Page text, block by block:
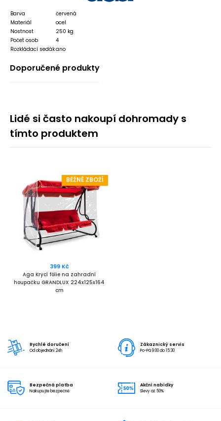
Barva
červená
Materiál
ocel
Nostnost
250 kg
Počet osob
4
Rozkládací sedákano
Doporučené produkty
Lidé si často nakoupí dohromady s
tímto produktem
BĚŽNÉ ZBOŽÍ
399 Kč
Aga Krycí fólie na zahradní
houpačku GRANDLUX 224x125x164
cm
Rychlé doručení
Od objednání 24h
Zákaznický servis
Po-Pá 9:00 do 15:30
Bezpečná platba
Nakupujte bezpečně
Akční nabídky
Slevy až 50%